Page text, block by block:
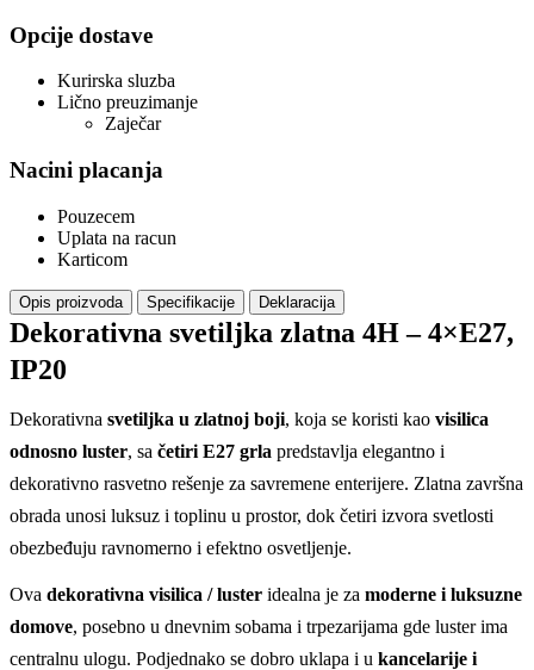
Opcije dostave
Kurirska sluzba
Lično preuzimanje
Zaječar
Nacini placanja
Pouzecem
Uplata na racun
Karticom
Opis proizvoda Specifikacije Deklaracija
Dekorativna svetiljka zlatna 4H – 4×E27,
IP20
Dekorativna svetiljka u zlatnoj boji, koja se koristi kao visilica
odnosno luster, sa četiri E27 grla predstavlja elegantno i
dekorativno rasvetno rešenje za savremene enterijere. Zlatna završna
obrada unosi luksuz i toplinu u prostor, dok četiri izvora svetlosti
obezbeđuju ravnomerno i efektno osvetljenje.
Ova dekorativna visilica / luster idealna je za moderne i luksuzne
domove, posebno u dnevnim sobama i trpezarijama gde luster ima
centralnu ulogu. Podjednako se dobro uklapa i u kancelarije i